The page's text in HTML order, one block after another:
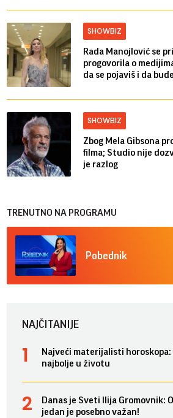
SHOWBIZ
Rada Manojlović se
progovorila o
da se pojaviš i da
SHOWBIZ
Zbog Mela Gibsona
filma; Studio nije
je razlog
TRENUTNO NA PROGRAMU
Pobednik
NAJČITANIJE
Najveći materijalisti horoskopa:
najbolje u životu
Danas je Sveti Ilija Gromovnik:
jedan je posebno važan!